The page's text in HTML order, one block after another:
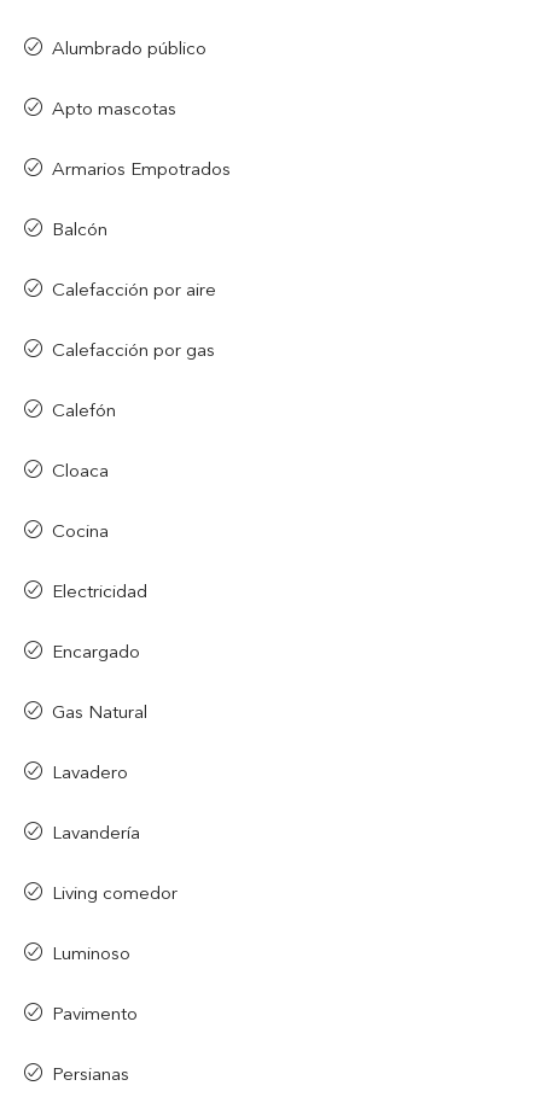
Alumbrado público
Apto mascotas
Armarios Empotrados
Balcón
Calefacción por aire
Calefacción por gas
Calefón
Cloaca
Cocina
Electricidad
Encargado
Gas Natural
Lavadero
Lavandería
Living comedor
Luminoso
Pavimento
Persianas